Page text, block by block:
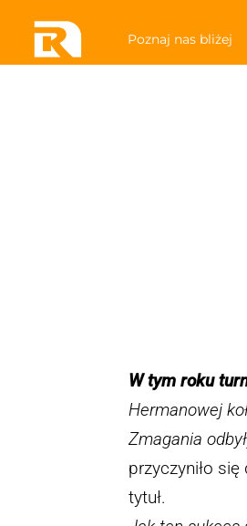
zawartości
Poznaj nas bliżej
W tym roku
Hermanowej
Zmagania
przyczyniło
tytuł.